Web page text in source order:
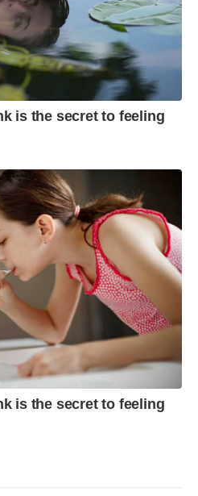
is the secret to feeling
is the secret to feeling